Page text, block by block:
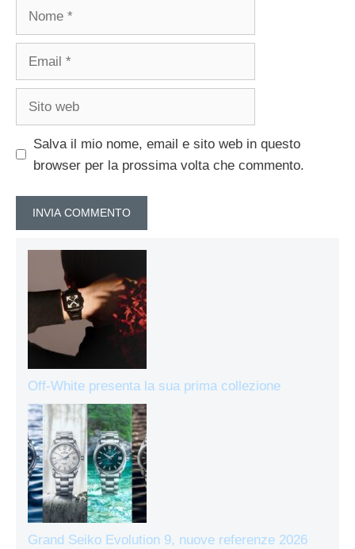
Salva il mio nome, email e sito web in questo
browser per la prossima volta che commento.
Off-White presenta la sua prima collezione
Grand Seiko Evolution 9, nuove referenze 2026